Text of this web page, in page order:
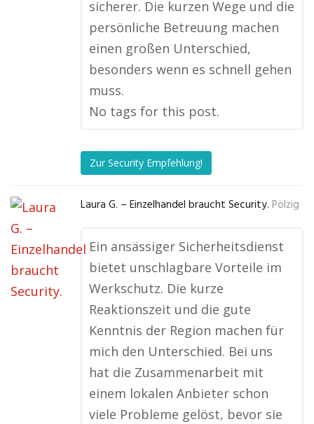
sicherer. Die kurzen Wege und die
persönliche Betreuung machen
einen großen Unterschied,
besonders wenn es schnell gehen
muss.
No tags for this post.
Zur Security Empfehlung!
Laura G. – Einzelhandel braucht Security. Pölzig
Ein ansässiger Sicherheitsdienst
bietet unschlagbare Vorteile im
Werkschutz. Die kurze
Reaktionszeit und die gute
Kenntnis der Region machen für
mich den Unterschied. Bei uns
hat die Zusammenarbeit mit
einem lokalen Anbieter schon
viele Probleme gelöst, bevor sie